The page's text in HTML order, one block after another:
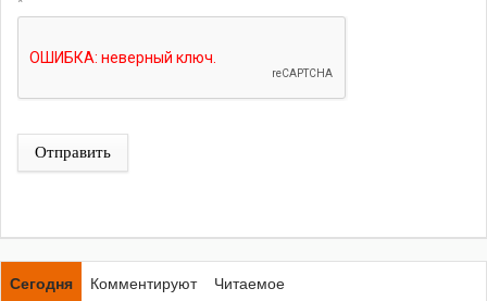
Отправить
Сегодня Комментируют
Читаемое